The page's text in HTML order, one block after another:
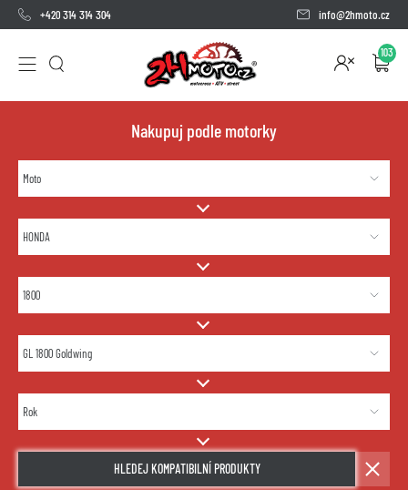
+420 314 314 304 info@2hmoto.cz
103
Nakupuj podle motorky
HLEDEJ KOMPATIBILNÍ PRODUKTY